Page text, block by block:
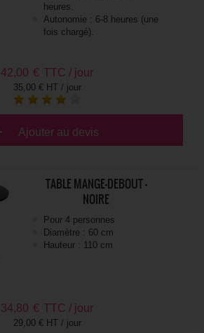
heures.
Autonomie : 6-8 heures (une
fois chargé).
42,00 € TTC / jour
35,00 € HT / jour
Ajouter au devis
TABLE MANGE-DEBOUT -
NOIRE
Pour 4 personnes
Diamètre : 60 cm
Hauteur : 110 cm
34,80 € TTC / jour
29,00 € HT / jour